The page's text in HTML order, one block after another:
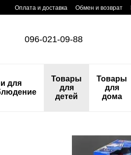
Перейти к основному контенту
Оплата и доставка Обмен и возврат
096-021-09-88
для
Товары
для
детей
Товары
для
дома